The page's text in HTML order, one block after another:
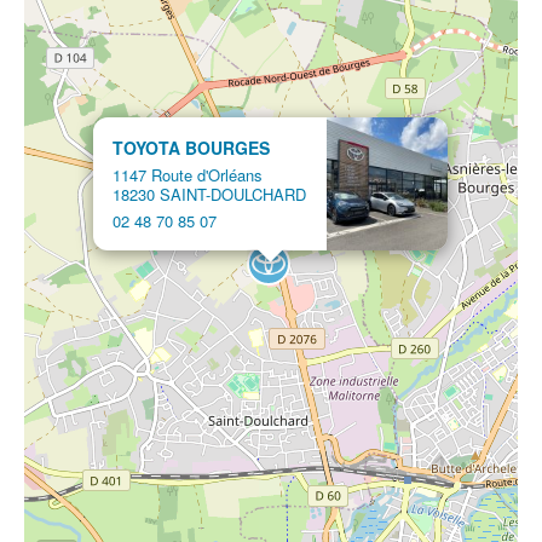
TOYOTA BOURGES
1147 Route d'Orléans
18230 SAINT-DOULCHARD
02 48 70 85 07